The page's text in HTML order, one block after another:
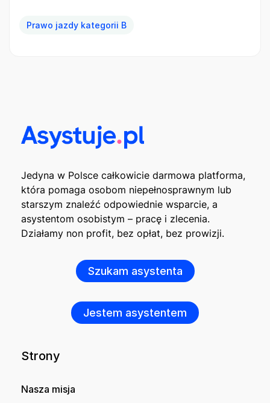
Prawo jazdy kategorii B
Jedyna w Polsce całkowicie darmowa platforma,
która pomaga osobom niepełnosprawnym lub
starszym znaleźć odpowiednie wsparcie, a
asystentom osobistym – pracę i zlecenia.
Działamy non profit, bez opłat, bez prowizji.
Szukam asystenta
Jestem asystentem
Strony
Nasza misja